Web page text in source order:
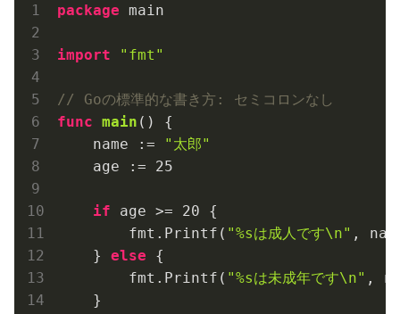
package main
import "fmt"
// Goの標準的な書き方: セミコロンなし
func main ()
{
    name :=
"太郎"
    age :=
25
if age >= 20 {
        fmt.Printf(
"%sは成人です\n" ,
    }
else {
        fmt.Printf(
"%sは未成年です\n" ,
    }